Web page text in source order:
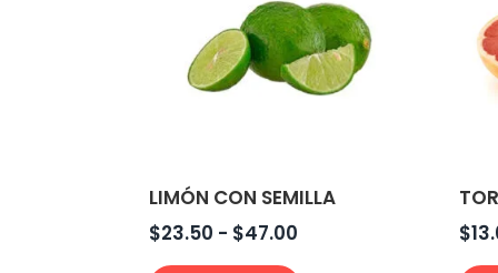
LIMÓN CON SEMILLA
$23.50 - $47.00
$